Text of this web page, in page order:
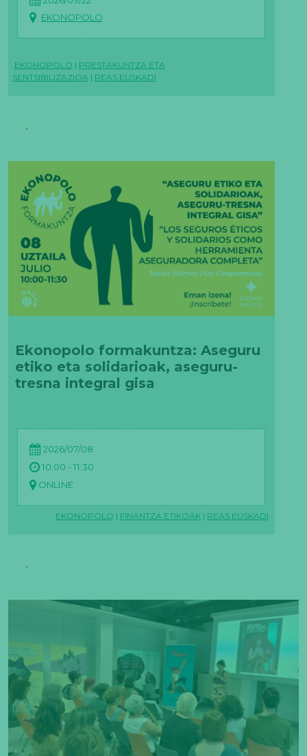
EKONOPOLO
EKONOPOLO | PRESTAKUNTZA ETA
SENTSIBILIZAZIOA | REAS EUSKADI
Ekonopolo formakuntza: Aseguru
etiko eta solidarioak, aseguru-
tresna integral gisa
2026/07/08
10:00 - 11:30
ONLINE
EKONOPOLO | FINANTZA ETIKOAK | REAS EUSKADI